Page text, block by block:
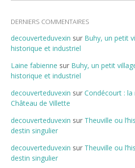
DERNIERS COMMENTAIRES
decouverteduvexin sur Buhy, un petit
historique et industriel
Laine fabienne sur Buhy, un petit
historique et industriel
decouverteduvexin sur Condécourt : la
Château de Villette
decouverteduvexin sur Theuville ou
destin singulier
decouverteduvexin sur Theuville ou
destin singulier